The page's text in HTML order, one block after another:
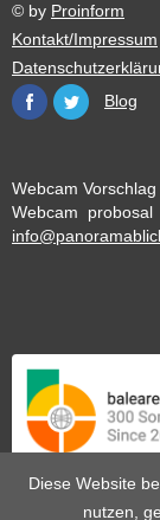
© by Proinform
Kontakt/Impressum
Blog
Webcam
Webcam
Diese Website
nutzen,